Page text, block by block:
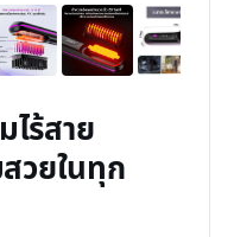
ไร้สาย
วยในทุก